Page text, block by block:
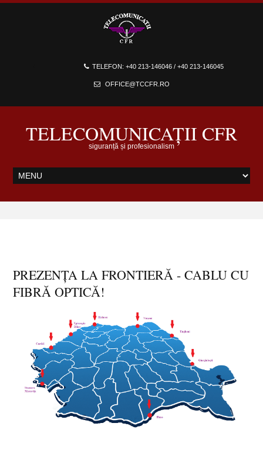
TELEFON: +40 213-146046 / +40 213-146045
OFFICE@TCCFR.RO
TELECOMUNICAȚII CFR
siguranță și profesionalism
PREZENȚA LA FRONTIERĂ - CABLU CU
FIBRĂ OPTICĂ!